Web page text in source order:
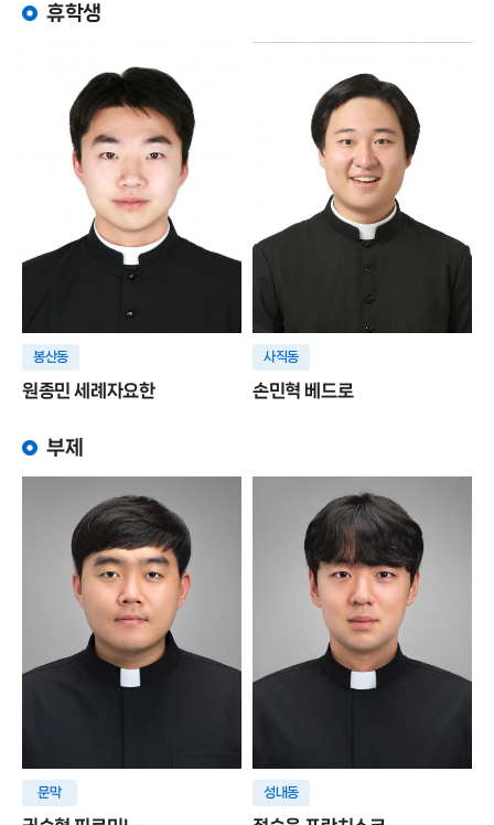
휴학생
봉산동
원종민 세례자요한
사직동
손민혁 베드로
부제
문막 성내동